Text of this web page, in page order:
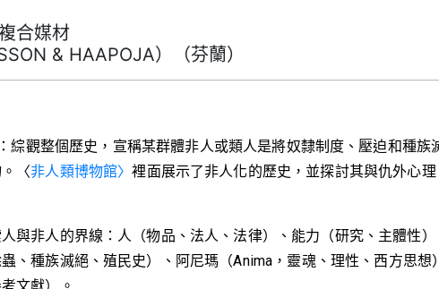
合媒材
& HAAPOJA）（芬蘭）
觀整個歷史，宣稱某群體非人或類人是將奴隸制度、壓迫和種
〈非人類博物館〉裡面展示了非人化的歷史，並探討其與仇外心
與非人的界線：人（物品、法人、法律）、能力（研究、主體性
、種族滅絕、殖民史）、阿尼瑪（Anima，靈魂、理性、西方思